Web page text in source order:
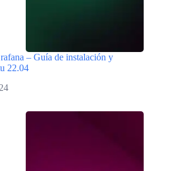
– Guía de instalación y
22.04